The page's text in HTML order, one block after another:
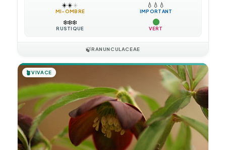
☀️☀️☀️
MI-OMBRE
💧 💧 💧
IMPORTANT
❄️❄️❄️
RUSTIQUE VERT
🍃RANUNCULACEAE
🪴VIVACE